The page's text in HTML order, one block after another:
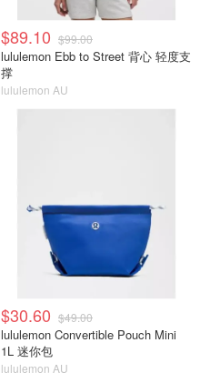
$89.10 $99.00
lululemon Ebb to Street 背心 轻度支
撑
lululemon AU
$30.60 $49.00
lululemon Convertible Pouch Mini
1L 迷你包
lululemon AU